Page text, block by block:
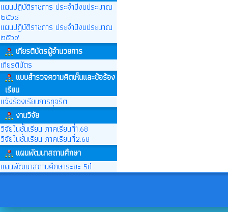
แผนปฏิบัติราชการ ประจำปีงบประมาณ
๒๕๖๘
แผนปฎิบัติราชการ ประจำปีงบประมาณ
๒๕๖๙
เกียรติบัตรผู้อำนวยการ
เกียรติบัตร
แบบสำรวจความคิดเห็นและข้อร้อง
เรียน
แจ้งร้องเรียนการทุจริต
งานวิจัย
วิจัยในชั้นเรียน ภาคเรียนที่1.68
วิจัยในชั้นเรียน ภาคเรียนที่2.68
แผนพัฒนาสถานศึกษา
แผนพัฒนาสถานศึกษาระยะ 5ปี